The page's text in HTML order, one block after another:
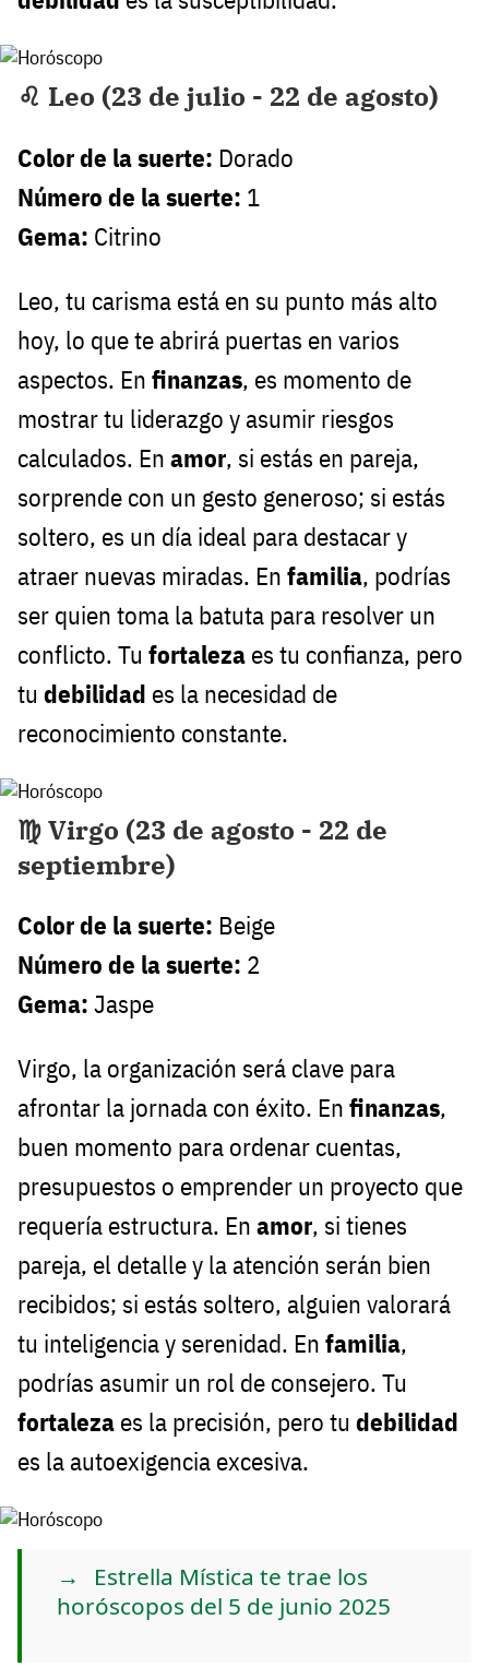
♌ Leo (23 de julio - 22 de agosto)
Color de la suerte: Dorado
Número de la suerte: 1
Gema: Citrino
Leo, tu carisma está en su punto más alto
hoy, lo que te abrirá puertas en varios
aspectos. En finanzas, es momento de
mostrar tu liderazgo y asumir riesgos
calculados. En amor, si estás en pareja,
sorprende con un gesto generoso; si estás
soltero, es un día ideal para destacar y
atraer nuevas miradas. En familia, podrías
ser quien toma la batuta para resolver un
conflicto. Tu fortaleza es tu confianza, pero
tu debilidad es la necesidad de
reconocimiento constante.
♍ Virgo (23 de agosto - 22 de
septiembre)
Color de la suerte: Beige
Número de la suerte: 2
Gema: Jaspe
Virgo, la organización será clave para
afrontar la jornada con éxito. En finanzas,
buen momento para ordenar cuentas,
presupuestos o emprender un proyecto que
requería estructura. En amor, si tienes
pareja, el detalle y la atención serán bien
recibidos; si estás soltero, alguien valorará
tu inteligencia y serenidad. En familia,
podrías asumir un rol de consejero. Tu
fortaleza es la precisión, pero tu debilidad
es la autoexigencia excesiva.
Estrella Mística te trae los
horóscopos del 5 de junio 2025